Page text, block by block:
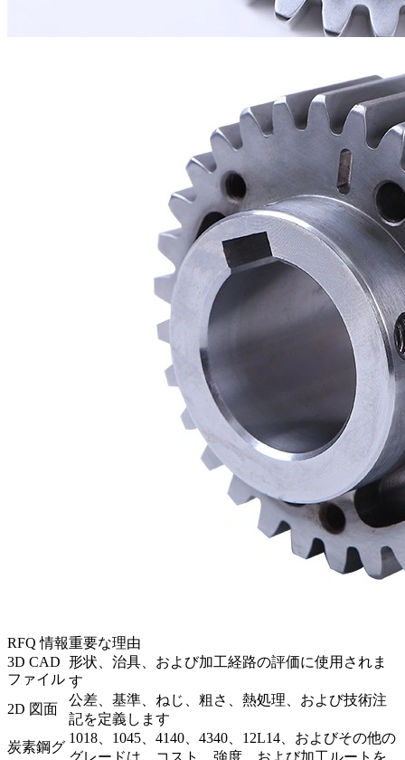
RFQ 情報重要な理由
3D CAD
ファイル
形状、治具、および加工経路の評価に使用されま
す
2D 図面
公差、基準、ねじ、粗さ、熱処理、および技術注
記を定義します
炭素鋼グ
1018、1045、4140、4340、12L14、およびその他の
グレードは、コスト、強度、および加工ルートを